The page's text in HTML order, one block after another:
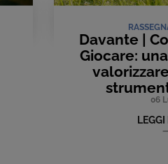
Davante |
Giocare:
06